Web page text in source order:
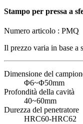
Stampo per pressa a
Numero articolo : PMQ
Il prezzo varia in base a
Dimensione del
Φ6~Φ50mm
Profondità della cavità
40~60mm
Durezza del penetratore
HRC60-HRC62